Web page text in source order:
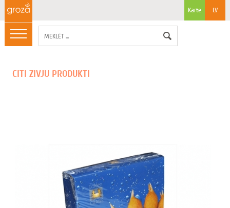
LV
Karte
CITI ZIVJU PRODUKTI